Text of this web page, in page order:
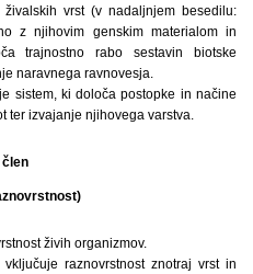
vrst (v nadaljnjem besedilu:
z njihovim genskim materialom in
trajnostno rabo sestavin biotske
naravnega ravnovesja.
sistem, ki določa postopke in načine
ter izvajanje njihovega varstva.
člen
živih organizmov.
raznovrstnost znotraj vrst in